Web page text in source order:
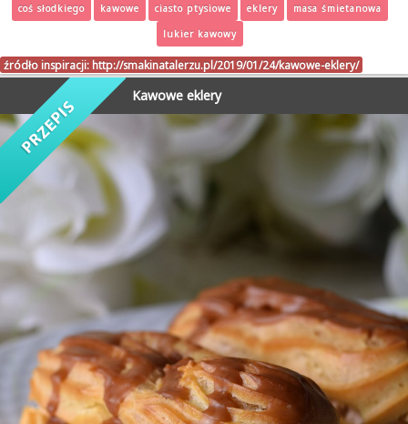
coś słodkiego
kawowe ciasto ptysiowe eklery
masa śmietanowa
lukier kawowy
źródło inspiracji: http://smakinatalerzu.pl/2019/01/24/kawowe-eklery/
Kawowe eklery